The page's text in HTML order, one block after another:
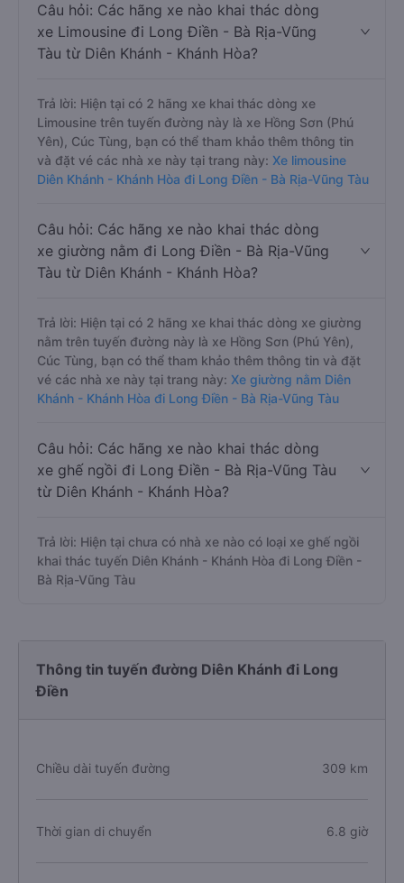
Câu hỏi: Các hãng xe nào khai thác dòng
xe Limousine đi Long Điền - Bà Rịa-Vũng
Tàu từ Diên Khánh - Khánh Hòa?
Trả lời: Hiện tại có 2 hãng xe khai thác dòng xe
Limousine trên tuyến đường này là xe Hồng Sơn (Phú
Yên), Cúc Tùng, bạn có thể tham khảo thêm thông tin
và đặt vé các nhà xe này tại trang này: Xe limousine
Diên Khánh - Khánh Hòa đi Long Điền - Bà Rịa-Vũng Tàu
Câu hỏi: Các hãng xe nào khai thác dòng
xe giường nằm đi Long Điền - Bà Rịa-Vũng
Tàu từ Diên Khánh - Khánh Hòa?
Trả lời: Hiện tại có 2 hãng xe khai thác dòng xe giường
nằm trên tuyến đường này là xe Hồng Sơn (Phú Yên),
Cúc Tùng, bạn có thể tham khảo thêm thông tin và đặt
vé các nhà xe này tại trang này: Xe giường nằm Diên
Khánh - Khánh Hòa đi Long Điền - Bà Rịa-Vũng Tàu
Câu hỏi: Các hãng xe nào khai thác dòng
xe ghế ngồi đi Long Điền - Bà Rịa-Vũng Tàu
từ Diên Khánh - Khánh Hòa?
Trả lời: Hiện tại chưa có nhà xe nào có loại xe ghế ngồi
khai thác tuyến Diên Khánh - Khánh Hòa đi Long Điền -
Bà Rịa-Vũng Tàu
Thông tin tuyến đường Diên Khánh đi Long
Điền
Chiều dài tuyến đường 309 km
Thời gian di chuyển 6.8 giờ